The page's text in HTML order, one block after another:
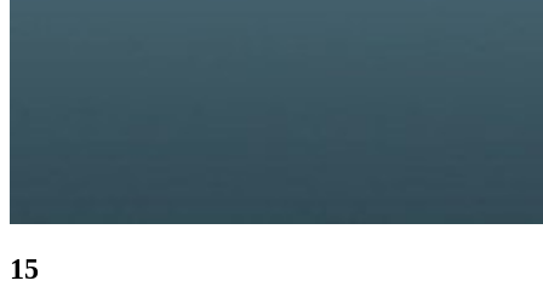
15